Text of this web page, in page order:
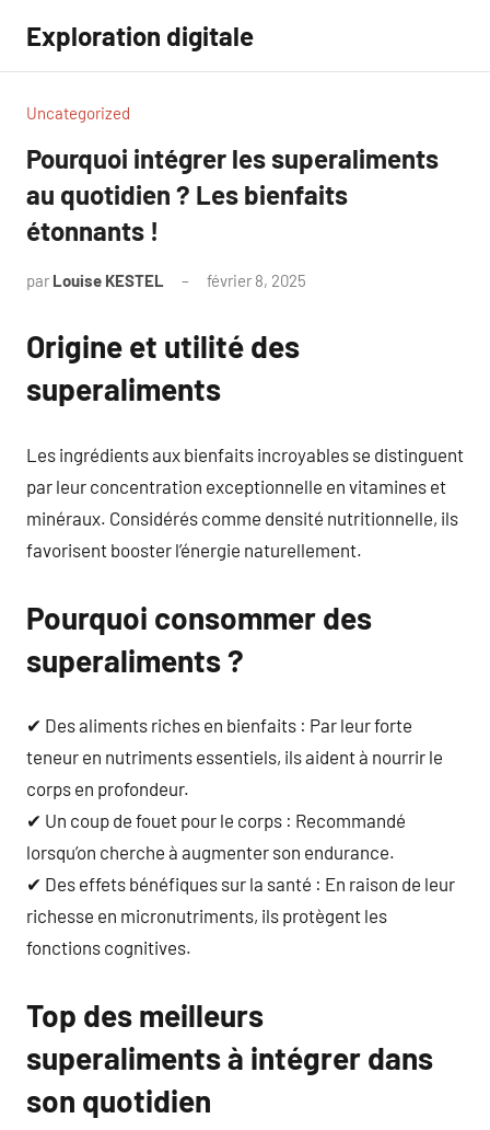
contenu
Exploration digitale
Uncategorized
Pourquoi intégrer les superaliments
au quotidien ? Les bienfaits
étonnants !
par Louise KESTEL février 8, 2025
Origine et utilité des
superaliments
Les ingrédients aux bienfaits incroyables se distinguent
par leur concentration exceptionnelle en vitamines et
minéraux. Considérés comme densité nutritionnelle, ils
favorisent booster l’énergie naturellement.
Pourquoi consommer des
superaliments ?
✔ Des aliments riches en bienfaits : Par leur forte
teneur en nutriments essentiels, ils aident à nourrir le
corps en profondeur.
✔ Un coup de fouet pour le corps : Recommandé
lorsqu’on cherche à augmenter son endurance.
✔ Des effets bénéfiques sur la santé : En raison de leur
richesse en micronutriments, ils protègent les
fonctions cognitives.
Top des meilleurs
superaliments à intégrer dans
son quotidien